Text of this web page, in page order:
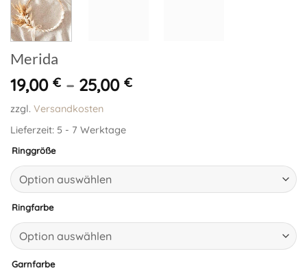
Merida
19,00 € – 25,00 €
zzgl. Versandkosten
Lieferzeit: 5 - 7 Werktage
Ringgröße
Ringfarbe
Garnfarbe